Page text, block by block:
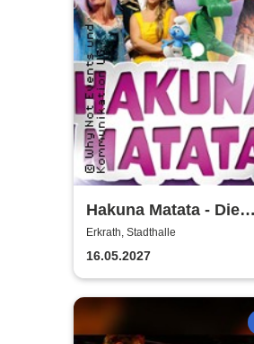
Hakuna Matata - Die
einzigartige große
Kindermusical-Gala
Erkrath, Stadthalle
16.05.2027